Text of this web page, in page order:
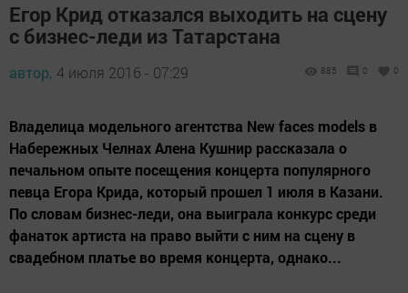
Егор Крид отказался выходить на сцену
с бизнес-леди из Татарстана
автор, 4 июля 2016 - 07:29 885 0 0
Владелица модельного агентства New faces models в
Набережных Челнах Алена Кушнир рассказала о
печальном опыте посещения концерта популярного
певца Егора Крида, который прошел 1 июля в Казани.
По словам бизнес-леди, она выиграла конкурс среди
фанаток артиста на право выйти с ним на сцену в
свадебном платье во время концерта, однако...